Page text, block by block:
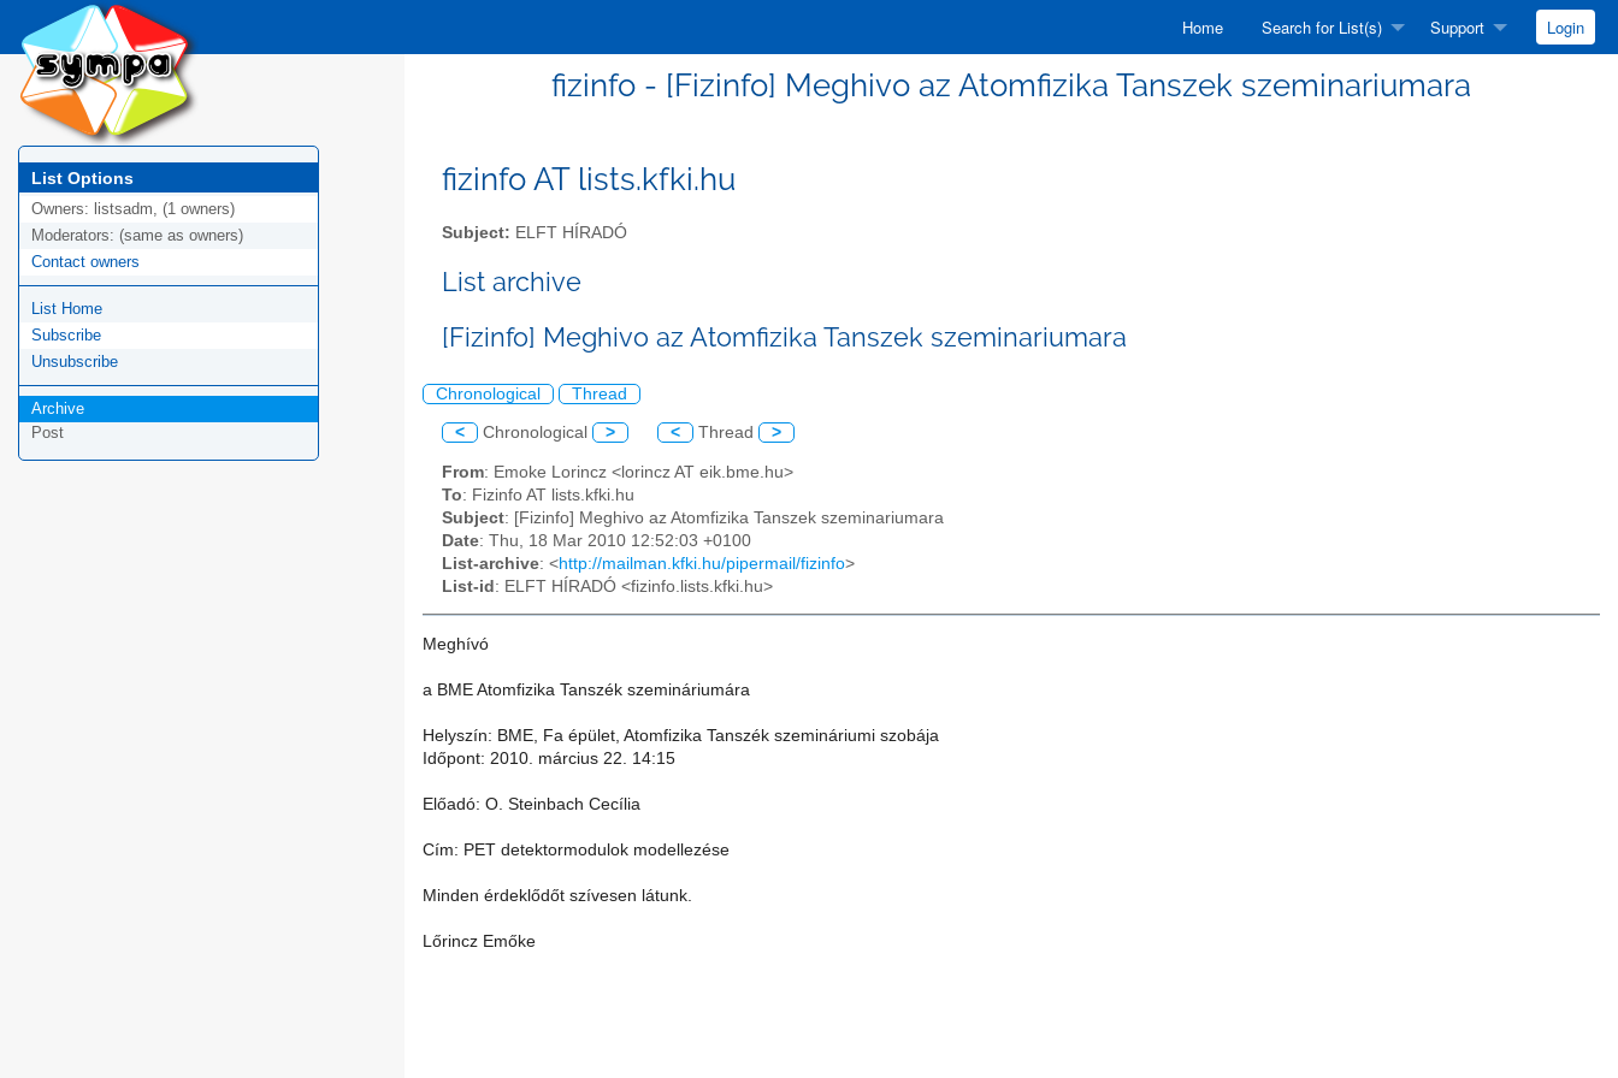
Home Search for List(s) Support Login
fizinfo - [Fizinfo] Meghivo az Atomfizika Tanszek szeminariumara
List Options
Owners: listsadm, (1 owners)
Moderators: (same as owners)
Contact owners
List Home
Subscribe
Unsubscribe
Archive
Post
fizinfo AT lists.kfki.hu
Subject: ELFT HÍRADÓ
List archive
[Fizinfo] Meghivo az Atomfizika Tanszek szeminariumara
Chronological Thread
< Chronological > < Thread >
From: Emoke Lorincz <lorincz AT eik.bme.hu>
To: Fizinfo AT lists.kfki.hu
Subject: [Fizinfo] Meghivo az Atomfizika Tanszek szeminariumara
Date: Thu, 18 Mar 2010 12:52:03 +0100
List-archive: <http://mailman.kfki.hu/pipermail/fizinfo>
List-id : ELFT HÍRADÓ <fizinfo.lists.kfki.hu>
Meghívó
a BME Atomfizika Tanszék szemináriumára
Helyszín: BME, Fa épület, Atomfizika Tanszék szemináriumi szobája
Időpont: 2010. március 22. 14:15
Előadó: O. Steinbach Cecília
Cím: PET detektormodulok modellezése
Minden érdeklődőt szívesen látunk.
Lőrincz Emőke